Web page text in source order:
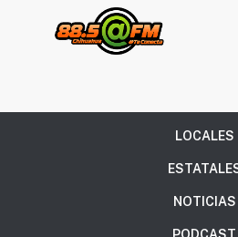
LOCALES
NOTICIAS
PODCAST